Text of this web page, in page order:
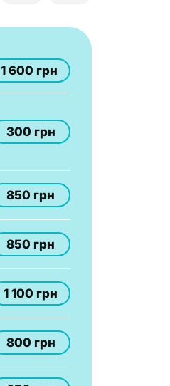
1 600 грн
300 грн
850 грн
850 грн
1 100 грн
800 грн